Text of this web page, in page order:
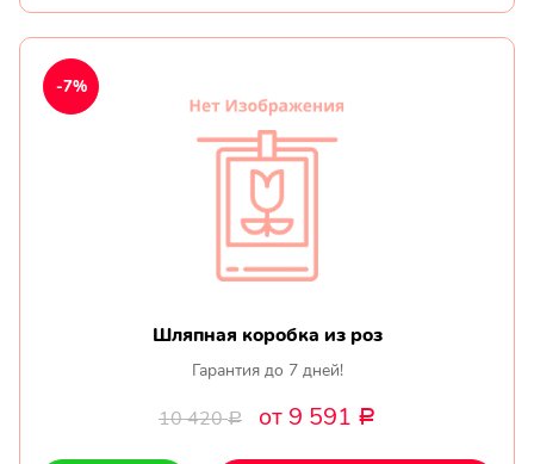
Шляпная коробка из роз
Гарантия до 7 дней!
10 420Р от 9 591 Р
-7%